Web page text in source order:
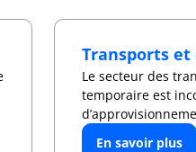
Transports et
Le secteur des
temporaire est
En savoir plus